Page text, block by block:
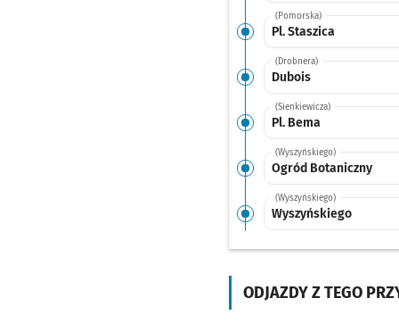
(Pomorska)
Pl. Staszica
(Drobnera)
Dubois
(Sienkiewicza)
Pl. Bema
(Wyszyńskiego)
Ogród Botaniczny
(Wyszyńskiego)
Wyszyńskiego
(Aleja Kromera)
ODJAZDY Z TEGO